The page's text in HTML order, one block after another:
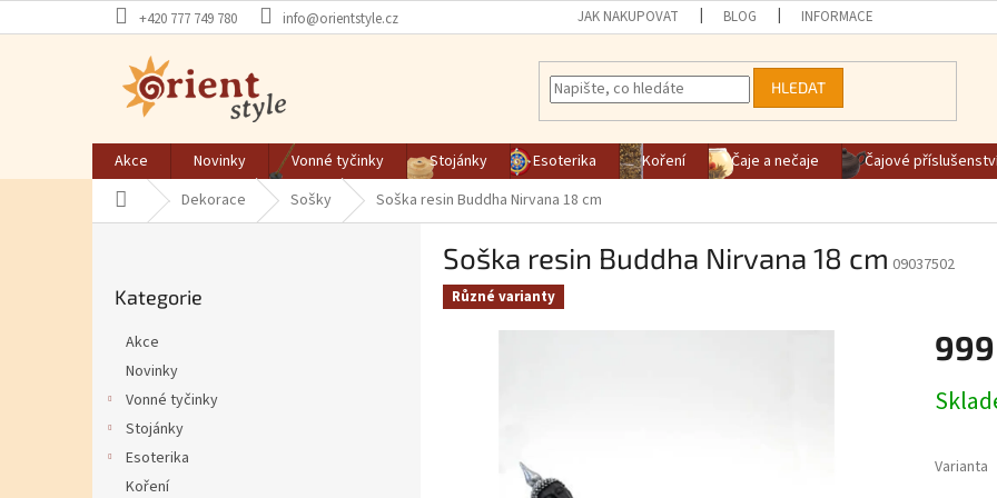
+420 777 749 780 info@orientstyle.cz JAK NAKUPOVAT BLOG INFORMACE
HLEDAT
Akce Novinky Vonné tyčinky Stojánky Esoterika Koření Čaje a nečaje Čajové
Domů Dekorace Sošky Soška resin Buddha Nirvana 18 cm
Kategorie
Akce
Novinky
Vonné tyčinky
Stojánky
Esoterika
Koření
Soška resin Buddha Nirvana 18 cm 09037502
Různé varianty
Varianta